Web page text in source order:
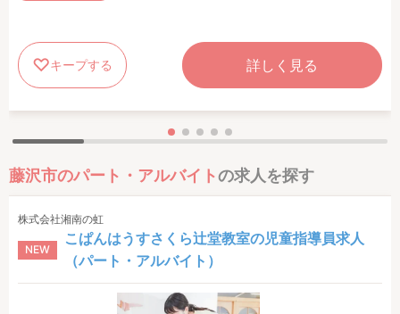
キープする 詳しく見る
藤沢市のパート・アルバイトの求人を探す
株式会社湘南の虹
NEW
こぱんはうすさくら辻堂教室の児童指導員求人
（パート・アルバイト）